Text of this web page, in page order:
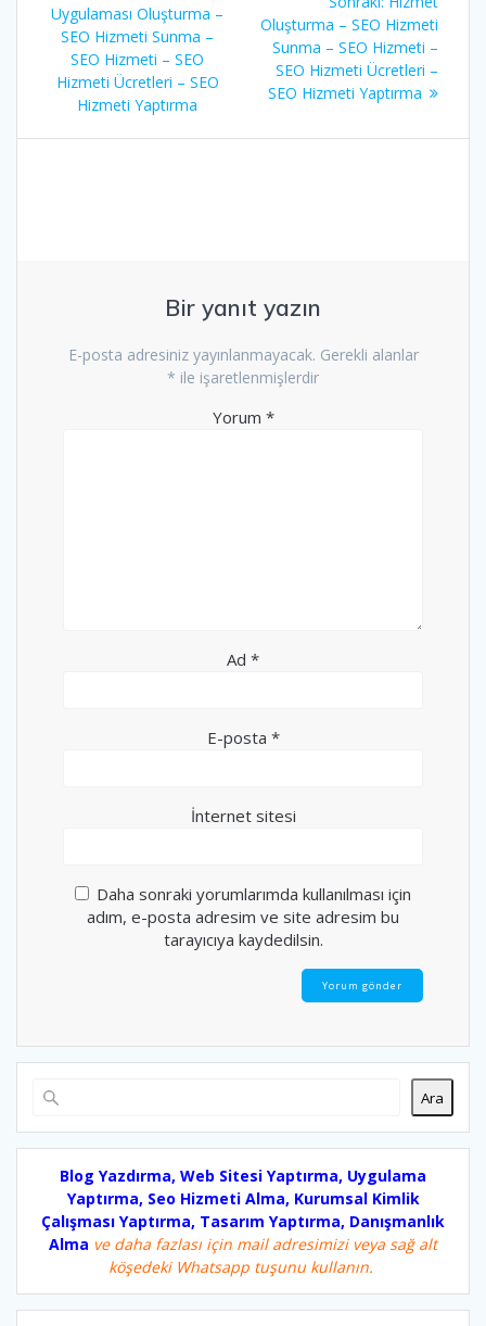
gezinmesi
yazı:
Uygulaması Oluşturma –
SEO Hizmeti Sunma –
SEO Hizmeti – SEO
Hizmeti Ücretleri – SEO
Hizmeti Yaptırma
yazı:
Oluşturma – SEO Hizmeti
Sunma – SEO Hizmeti –
SEO Hizmeti Ücretleri –
SEO Hizmeti Yaptırma
Bir yanıt yazın
E-posta adresiniz yayınlanmayacak. Gerekli alanlar
* ile işaretlenmişlerdir
Yorum *
Ad *
E-posta *
İnternet sitesi
Daha sonraki yorumlarımda kullanılması için
adım, e-posta adresim ve site adresim bu
tarayıcıya kaydedilsin.
Ara
Blog Yazdırma, Web Sitesi Yaptırma, Uygulama
Yaptırma, Seo Hizmeti Alma, Kurumsal Kimlik
Çalışması Yaptırma, Tasarım Yaptırma, Danışmanlık
Alma ve daha fazlası için mail adresimizi veya sağ alt
köşedeki Whatsapp tuşunu kullanın.